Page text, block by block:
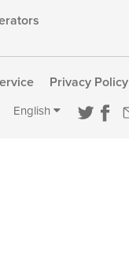
Privacy Policy
English